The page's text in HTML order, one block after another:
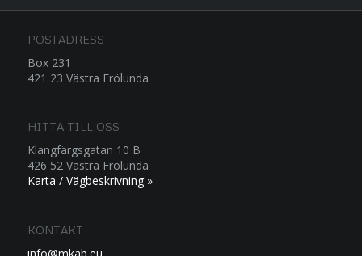
POSTADRESS
Box 231
421 23 Västra Frölunda
HITTA TILL OSS
Klangfärgsgatan 10 B
426 52 Västra Frölunda
Karta / Vägbeskrivning »
KONTAKT